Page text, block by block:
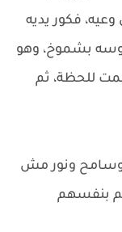
فكور يديه
بشموخ، وهو
للحظة، ثم
وسامح ونور مش
بنفسهم